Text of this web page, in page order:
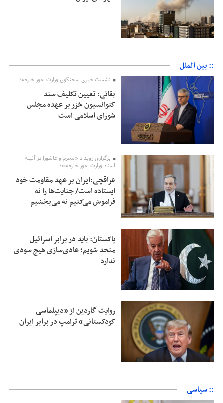
:: بین الملل
نشست خبری سخنگوی وزارت امور خارجه؛
بقائی: تعیین تکلیف سند
کنوانسیون خزر بر عهده مجلس
شورای اسلامی است
برگزاری رویداد «محرم و عاشورا در آئینه
اسناد وزارت امور خارجه»؛
عراقچی:ایران بر عهد مقاومت خود
ایستاده است/ جنایت‌ها را نه
فراموش می‌کنیم نه می‌بخشیم
پاکستان: باید در برابر اسرائیل
متحد شویم؛ عادی‌سازی هیچ سودی
ندارد
روایت گاردین از «دیپلماسی
کودکستانی» ترامپ در برابر ایران
:: سیاسی